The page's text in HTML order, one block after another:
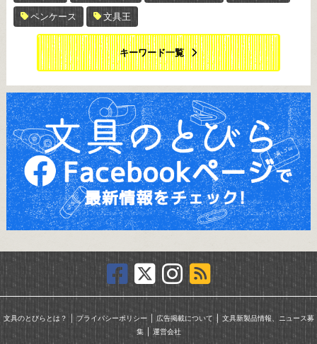
ペンケース 文具王
キーワード一覧
文具のとびらとは？ ｜ プライバシーポリシー｜ 広告掲載について ｜ 文具新製品情報、ニュース募
集｜ 運営会社